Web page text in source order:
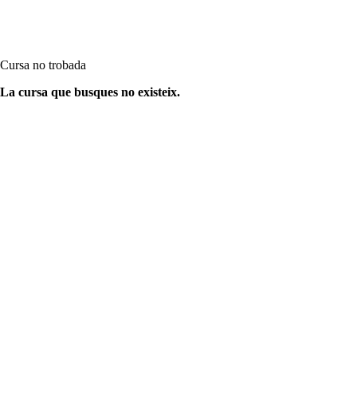
Cursa no trobada
La cursa que busques no existeix.